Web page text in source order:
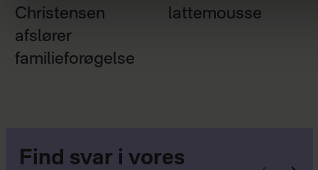
Christensen
afslører
familieforøgelse
lattemousse
Find svar i vores